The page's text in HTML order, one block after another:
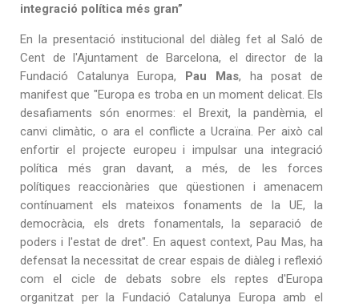
integració política més gran”
En la presentació institucional del diàleg fet al Saló de
Cent de l'Ajuntament de Barcelona, el director de la
Fundació Catalunya Europa, Pau Mas, ha posat de
manifest que "Europa es troba en un moment delicat. Els
desafiaments són enormes: el Brexit, la pandèmia, el
canvi climàtic, o ara el conflicte a Ucraïna. Per això cal
enfortir el projecte europeu i impulsar una integració
política més gran davant, a més, de les forces
polítiques reaccionàries que qüestionen i amenacem
contínuament els mateixos fonaments de la UE, la
democràcia, els drets fonamentals, la separació de
poders i l'estat de dret". En aquest context, Pau Mas, ha
defensat la necessitat de crear espais de diàleg i reflexió
com el cicle de debats sobre els reptes d'Europa
organitzat per la Fundació Catalunya Europa amb el